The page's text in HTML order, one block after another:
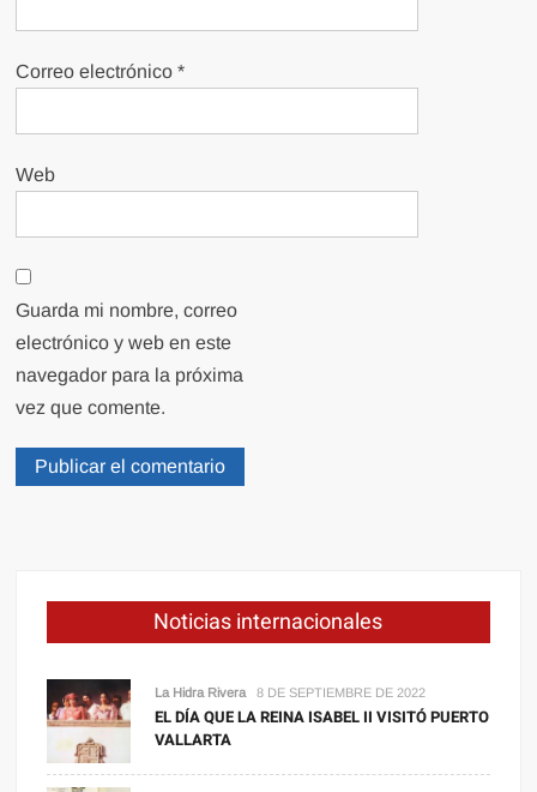
Correo electrónico*
Web
Guarda mi nombre, correo
electrónico y web en este
navegador para la próxima
vez que comente.
Noticias internacionales
La Hidra Rivera 8 DE SEPTIEMBRE DE 2022
EL DÍA QUE LA REINA ISABEL II VISITÓ PUERTO
VALLARTA